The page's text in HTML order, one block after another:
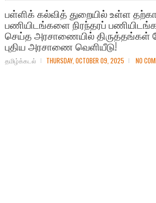
பள்ளிக் கல்வித் துறையில் உள்ள
பணியிடங்களை நிரந்தரப்
செய்த அரசாணையில்
புதிய அரசாணை வெளியீடு!
தமிழ்க்கடல் THURSDAY, OCTOBER 09, 2025 NO